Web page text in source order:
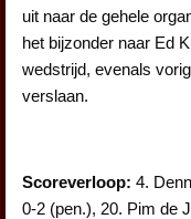
uit naar de gehele
het bijzonder naar Ed
wedstrijd, evenals
verslaan.
Scoreverloop: 4.
0-2 (pen.), 20. Pim de